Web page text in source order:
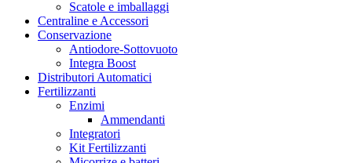
Scatole e imballaggi
Centraline e Accessori
Conservazione
Antiodore-Sottovuoto
Integra Boost
Distributori Automatici
Fertilizzanti
Enzimi
Ammendanti
Integratori
Kit Fertilizzanti